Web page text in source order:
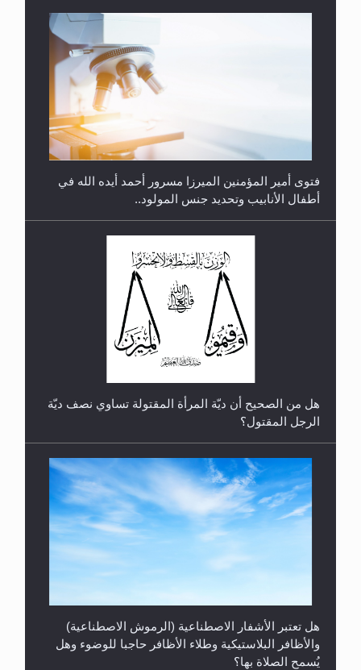
رأيٌ في لغة المسيح الموعود عليه السلام.. 4...
فتوى أمير المؤمنين الميرزا مسرور أحمد أيده الله في
أطفال الأنابيب وتحديد جنس المولود..
هل من الصحيح أن ديّة المرأة المقتولة تساوي نصف ديّة
الرجل المقتول؟
هل تعتبر الأشفار الاصطناعية (الرموش الاصطناعية)
والأظافر البلاستيكية وطلاء الأظافر حاجبا للوضوء وهل
يُسمح الصلاة بها؟